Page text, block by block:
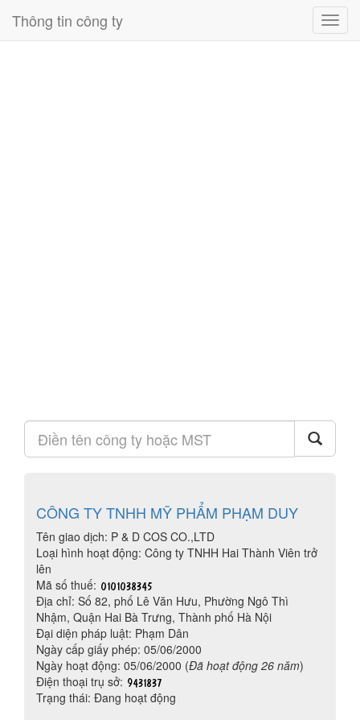
Thông tin công ty
CÔNG TY TNHH MỸ PHẨM PHẠM DUY
Tên giao dịch: P & D COS CO.,LTD
Loại hình hoạt động: Công ty TNHH Hai Thành Viên trở
lên
Mã số thuế:
Địa chỉ: Số 82, phố Lê Văn Hưu, Phường Ngô Thì
Nhậm, Quận Hai Bà Trưng, Thành phố Hà Nội
Đại diện pháp luật: Phạm Dân
Ngày cấp giấy phép: 05/06/2000
Ngày hoạt động: 05/06/2000 (Đã hoạt động 26 năm)
Điện thoại trụ sở:
Trạng thái: Đang hoạt động